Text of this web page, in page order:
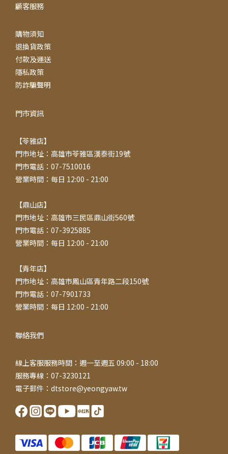
顧客服務
購物須知
退換貨政策
付款及運送
隱私政策
防詐騙聲明
門市資訊
【苓雅店】
門市地址：高雄市苓雅區漢泰街19號
門市電話：07-7510016
營業時間：每日 12:00 - 21:00
【鼎山店】
門市地址：高雄市三民區鼎山街560號
門市電話：07-3925885
營業時間：每日 12:00 - 21:00
【青年店】
門市地址：高雄市鳳山區青年路二段150號
門市電話：07-7901733
營業時間：每日 12:00 - 21:00
聯絡我們
線上客服服務時間：週一至週五 09:00 - 18:00
服務專線：07-3230121
電子郵件：dtstore@yeongyaw.tw